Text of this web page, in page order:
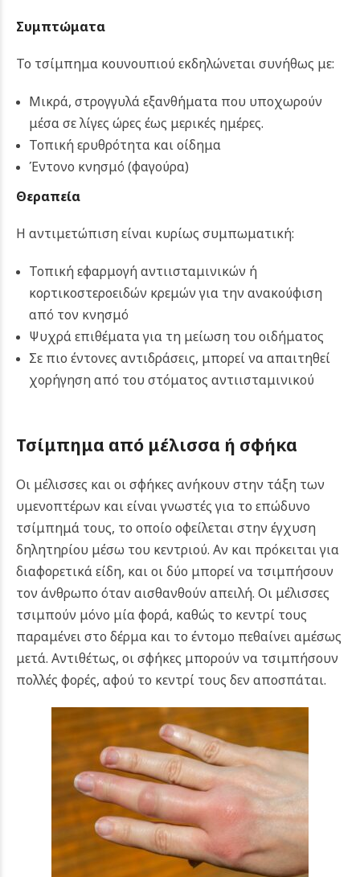
Συμπτώματα
Το τσίμπημα κουνουπιού εκδηλώνεται συνήθως με:
Μικρά, στρογγυλά εξανθήματα που υποχωρούν
μέσα σε λίγες ώρες έως μερικές ημέρες.
Τοπική ερυθρότητα και οίδημα
Έντονο κνησμό (φαγούρα)
Θεραπεία
Η αντιμετώπιση είναι κυρίως συμπωματική:
Τοπική εφαρμογή αντιισταμινικών ή
κορτικοστεροειδών κρεμών για την ανακούφιση
από τον κνησμό
Ψυχρά επιθέματα για τη μείωση του οιδήματος
Σε πιο έντονες αντιδράσεις, μπορεί να απαιτηθεί
χορήγηση από του στόματος αντιισταμινικού
Τσίμπημα από μέλισσα ή σφήκα
Οι μέλισσες και οι σφήκες ανήκουν στην τάξη των
υμενοπτέρων και είναι γνωστές για το επώδυνο
τσίμπημά τους, το οποίο οφείλεται στην έγχυση
δηλητηρίου μέσω του κεντριού. Αν και πρόκειται για
διαφορετικά είδη, και οι δύο μπορεί να τσιμπήσουν
τον άνθρωπο όταν αισθανθούν απειλή. Οι μέλισσες
τσιμπούν μόνο μία φορά, καθώς το κεντρί τους
παραμένει στο δέρμα και το έντομο πεθαίνει αμέσως
μετά. Αντιθέτως, οι σφήκες μπορούν να τσιμπήσουν
πολλές φορές, αφού το κεντρί τους δεν αποσπάται.